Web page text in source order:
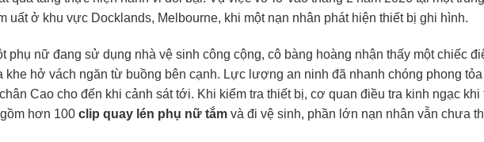
uất ở khu vực Docklands, Melbourne, khi một nạn nhân phát hiện thiết bị ghi hình.
phụ nữ đang sử dụng nhà vệ sinh công cộng, cô bàng hoàng nhận thấy một chiếc
hở vách ngăn từ buồng bên cạnh. Lực lượng an ninh đã nhanh chóng phong tỏa
Cao cho đến khi cảnh sát tới. Khi kiểm tra thiết bị, cơ quan điều tra kinh ngạc khi
hơn 100 clip quay lén phụ nữ tắm và đi vệ sinh, phần lớn nạn nhân vẫn chưa